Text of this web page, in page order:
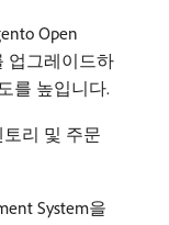
Open
업그레이드하
를 높입니다.
리 및 주문
System을